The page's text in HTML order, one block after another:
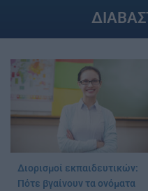
Διορισμοί εκπαιδευτικών:
Πότε βγαίνουν τα ονόματα